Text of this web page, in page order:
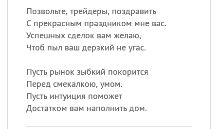
Позвольте, трейдеры, поздравить
С прекрасным праздником мне вас.
Успешных сделок вам желаю,
Чтоб пыл ваш дерзкий не угас.
Пусть рынок зыбкий покорится
Перед смекалкою, умом.
Пусть интуиция поможет
Достатком вам наполнить дом.